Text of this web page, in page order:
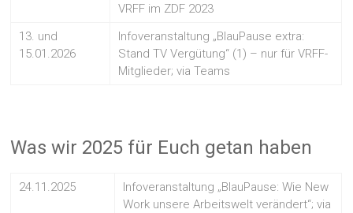
VRFF im ZDF 2023
13. und
15.01.2026
Infoveranstaltung „BlauPause extra:
Stand TV Vergütung“ (1) – nur für VRFF-
Mitglieder; via Teams
Was wir 2025 für Euch getan haben
24.11.2025
Infoveranstaltung „BlauPause: Wie New
Work unsere Arbeitswelt verändert“; via